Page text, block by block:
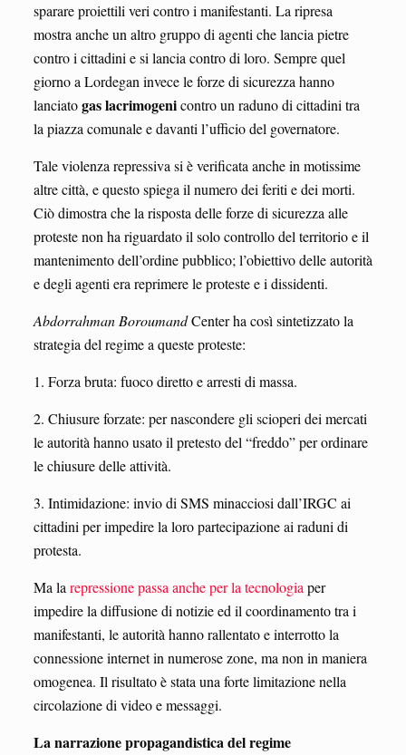
sparare proiettili veri contro i manifestanti. La ripresa
mostra anche un altro gruppo di agenti che lancia pietre
contro i cittadini e si lancia contro di loro. Sempre quel
giorno a Lordegan invece le forze di sicurezza hanno
lanciatogas lacrimogenicontro un raduno di cittadini tra
la piazza comunale e davanti l’ufficio del governatore.
Tale violenza repressiva si è verificata anche in motissime
altre città, e questo spiega il numero dei feriti e dei morti.
Ciò dimostra che la risposta delle forze di sicurezza alle
proteste non ha riguardato il solo controllo del territorio e il
mantenimento dell’ordine pubblico; l’obiettivo delle autorità
e degli agenti era reprimere le proteste e i dissidenti.
Abdorrahman BoroumandCenter ha così sintetizzato la
strategia del regime a queste proteste:
1. Forza bruta: fuoco diretto e arresti di massa.
2. Chiusure forzate: per nascondere gli scioperi dei mercati
le autorità hanno usato il pretesto del “freddo” per ordinare
le chiusure delle attività.
3. Intimidazione: invio di SMS minacciosi dall’IRGC ai
cittadini per impedire la loro partecipazione ai raduni di
protesta.
Ma larepressione passa anche per la tecnologiaper
impedire la diffusione di notizie ed il coordinamento tra i
manifestanti, le autorità hanno rallentato e interrotto la
connessione internet in numerose zone, ma non in maniera
omogenea. Il risultato è stata una forte limitazione nella
circolazione di video e messaggi.
La narrazione propagandistica del regime